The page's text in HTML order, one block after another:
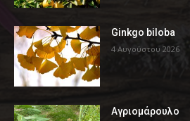
Ginkgo biloba
4 Αυγούστου 2026
Αγριομάρουλο